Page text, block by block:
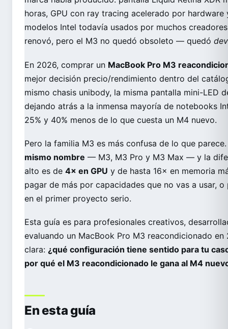
horas, GPU con ray tracing acelerado por
modelos Intel todavía usados por muchos
renovó, pero el M3 no quedó obsoleto — quedó
En 2026, comprar un MacBook Pro M3
mejor decisión precio/rendimiento dentro del
mismo chasis unibody, la misma pantalla mini-LED
dejando atrás a la inmensa mayoría de notebooks
25% y 40% menos de lo que cuesta un M4 nuevo.
Pero la familia M3 es más confusa de lo que
mismo nombre — M3, M3 Pro y M3 Max — y la
alto es de 4× en GPU y de hasta 16× en memoria
pagar de más por capacidades que no vas a usar,
en el primer proyecto serio.
Esta guía es para profesionales creativos,
evaluando un MacBook Pro M3 reacondicionado
clara: ¿qué configuración tiene sentido para tu
por qué el M3 reacondicionado le gana al M4
En esta guía